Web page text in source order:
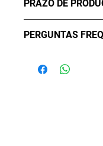
PRAZO DE
confirmação de
PERGUNTAS
O prazo de